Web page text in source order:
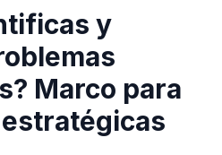
y
Marco para